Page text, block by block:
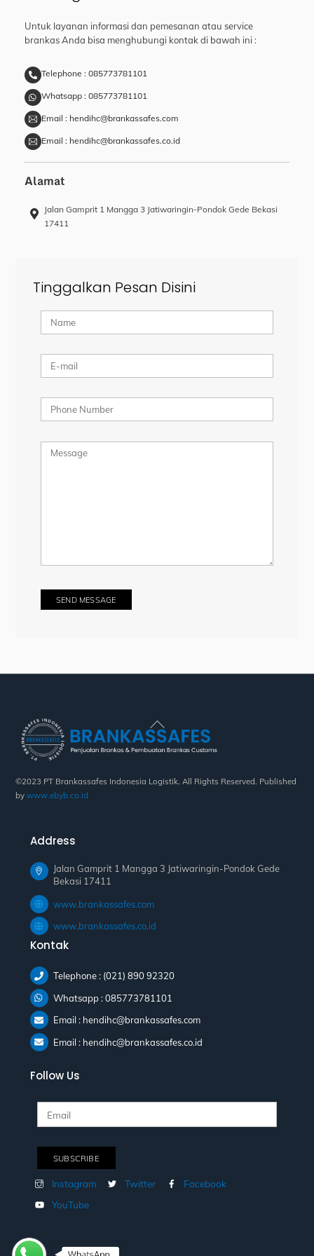
Untuk layanan informasi dan pemesanan atau service
brankas Anda bisa menghubungi kontak di bawah ini :
Telephone : 085773781101
Whatsapp : 085773781101
Email : hendihc@brankassafes.com
Email : hendihc@brankassafes.co.id
Alamat
Jalan Gamprit 1 Mangga 3 Jatiwaringin-Pondok Gede Bekasi
17411
Tinggalkan Pesan Disini
Back
To
Top
©2023 PT Brankassafes Indonesia Logistik. All Rights Reserved. Published
bywww.ebyb.co.id
Address
Jalan Gamprit 1 Mangga 3 Jatiwaringin-Pondok Gede
Bekasi 17411
www.brankassafes.com
www.brankassafes.co.id
Kontak
Telephone : (021) 890 92320
Whatsapp : 085773781101
Email : hendihc@brankassafes.com
Email : hendihc@brankassafes.co.id
Follow Us
Instagram Twitter
Facebook
YouTube